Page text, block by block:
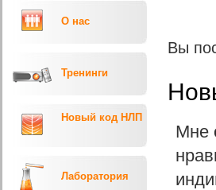
Вы
Мне
О нас
Тренинги
Новый код НЛП
Лаборатория